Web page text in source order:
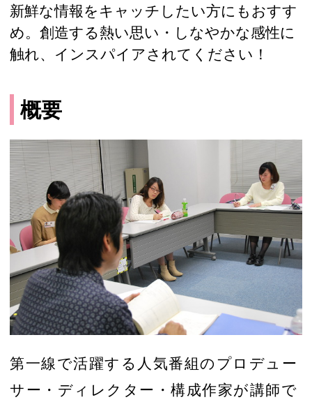
新鮮な情報をキャッチしたい方にもおすす
め。創造する熱い思い・しなやかな感性に
触れ、インスパイアされてください！
概要
第一線で活躍する人気番組のプロデュー
サー・ディレクター・構成作家が講師で